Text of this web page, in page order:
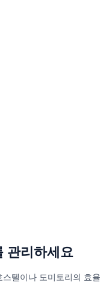
관리하세요
스텔이나 도미토리의 효율